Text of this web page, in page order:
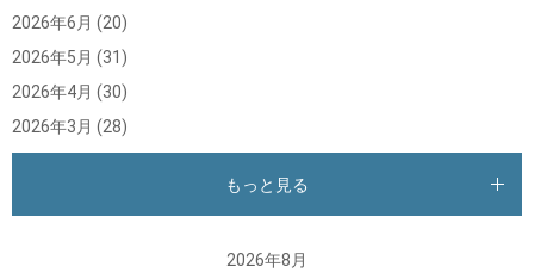
2026年6月 (20)
2026年5月 (31)
2026年4月 (30)
2026年3月 (28)
もっと見る
2026年8月